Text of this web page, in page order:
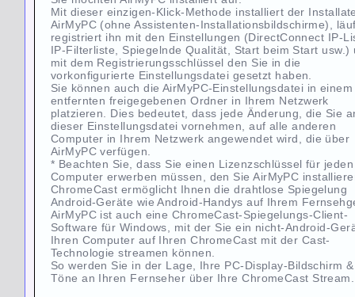
Mit dieser einzigen-Klick-Methode installiert der
AirMyPC (ohne Assistenten-Installationsbildschirme),
registriert ihn mit den Einstellungen (DirectConnect IP-
IP-Filterliste, Spiegelnde Qualität, Start beim Start usw.)
mit dem Registrierungsschlüssel den Sie in die
vorkonfigurierte Einstellungsdatei gesetzt haben.
Sie können auch die AirMyPC-Einstellungsdatei in einem
entfernten freigegebenen Ordner in Ihrem Netzwerk
platzieren. Dies bedeutet, dass jede Änderung, die Sie
dieser Einstellungsdatei vornehmen, auf alle anderen
Computer in Ihrem Netzwerk angewendet wird, die über
AirMyPC verfügen.
* Beachten Sie, dass Sie einen Lizenzschlüssel für jeden
Computer erwerben müssen, den Sie AirMyPC
ChromeCast ermöglicht Ihnen die drahtlose Spiegelung
Android-Geräte wie Android-Handys auf Ihrem
AirMyPC ist auch eine ChromeCast-Spiegelungs-Client-
Software für Windows, mit der Sie ein nicht-Android-
Ihren Computer auf Ihren ChromeCast mit der Cast-
Technologie streamen können.
So werden Sie in der Lage, Ihre PC-Display-Bildschirm &
Töne an Ihren Fernseher über Ihre ChromeCast Stream.